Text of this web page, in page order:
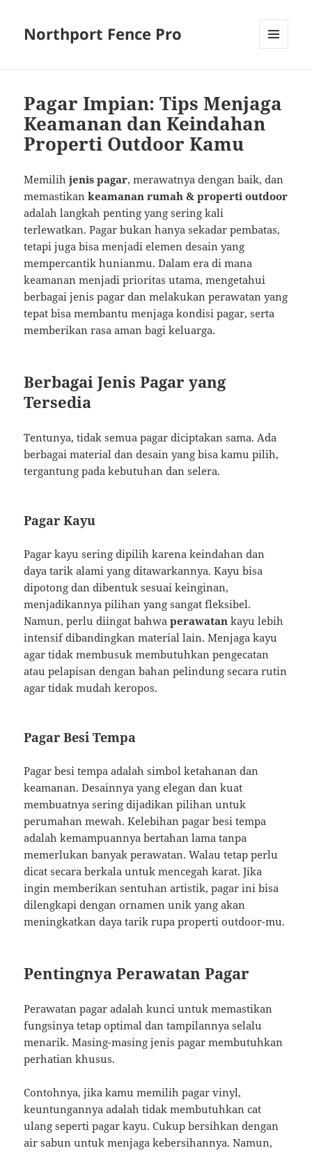
Northport Fence Pro
Pagar Impian: Tips Menjaga
Keamanan dan Keindahan
Properti Outdoor Kamu
Memilihjenis pagar, merawatnya dengan baik, dan
memastikankeamanan rumah & properti outdoor
adalah langkah penting yang sering kali
terlewatkan. Pagar bukan hanya sekadar pembatas,
tetapi juga bisa menjadi elemen desain yang
mempercantik hunianmu. Dalam era di mana
keamanan menjadi prioritas utama, mengetahui
berbagai jenis pagar dan melakukan perawatan yang
tepat bisa membantu menjaga kondisi pagar, serta
memberikan rasa aman bagi keluarga.
Berbagai Jenis Pagar yang
Tersedia
Tentunya, tidak semua pagar diciptakan sama. Ada
berbagai material dan desain yang bisa kamu pilih,
tergantung pada kebutuhan dan selera.
Pagar Kayu
Pagar kayu sering dipilih karena keindahan dan
daya tarik alami yang ditawarkannya. Kayu bisa
dipotong dan dibentuk sesuai keinginan,
menjadikannya pilihan yang sangat fleksibel.
Namun, perlu diingat bahwaperawatan kayu lebih
intensif dibandingkan material lain. Menjaga kayu
agar tidak membusuk membutuhkan pengecatan
atau pelapisan dengan bahan pelindung secara rutin
agar tidak mudah keropos.
Pagar Besi Tempa
Pagar besi tempa adalah simbol ketahanan dan
keamanan. Desainnya yang elegan dan kuat
membuatnya sering dijadikan pilihan untuk
perumahan mewah. Kelebihan pagar besi tempa
adalah kemampuannya bertahan lama tanpa
memerlukan banyak perawatan. Walau tetap perlu
dicat secara berkala untuk mencegah karat. Jika
ingin memberikan sentuhan artistik, pagar ini bisa
dilengkapi dengan ornamen unik yang akan
meningkatkan daya tarik rupa properti outdoor-mu.
Pentingnya Perawatan Pagar
Perawatan pagar adalah kunci untuk memastikan
fungsinya tetap optimal dan tampilannya selalu
menarik. Masing-masing jenis pagar membutuhkan
perhatian khusus.
Contohnya, jika kamu memilih pagar vinyl,
keuntungannya adalah tidak membutuhkan cat
ulang seperti pagar kayu. Cukup bersihkan dengan
air sabun untuk menjaga kebersihannya. Namun,